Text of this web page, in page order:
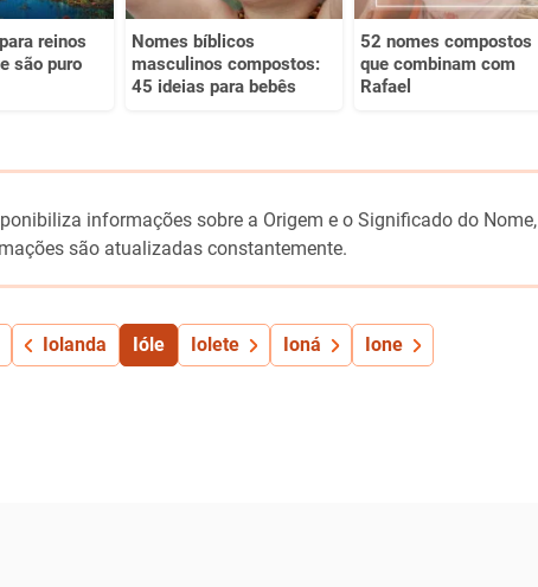
reinos
são puro
Nomes bíblicos
masculinos compostos:
45 ideias para bebês
52 nomes compostos
que combinam com
Rafael
informações sobre a Origem e o Significado do Nome,
são atualizadas constantemente.
Iolanda Ióle Iolete Ioná Ione